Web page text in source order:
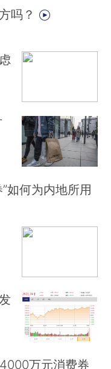
吗？
如何为内地所用
万元消费券